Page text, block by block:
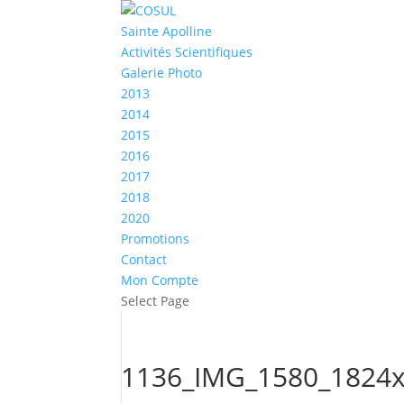
Sainte Apolline
Activités Scientifiques
Galerie Photo
2013
2014
2015
2016
2017
2018
2020
Promotions
Contact
Mon Compte
Select Page